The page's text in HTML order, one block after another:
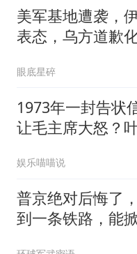
美军基地遭袭，
表态，乌方道歉
眼底星碎
1973年一封告状
让毛主席大怒？
娱乐喵喵说
普京绝对后悔了
到一条铁路，能